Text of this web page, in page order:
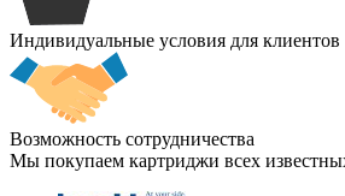
Индивидуальные условия для клиентов
Возможность сотрудничества
Мы покупаем картриджи всех